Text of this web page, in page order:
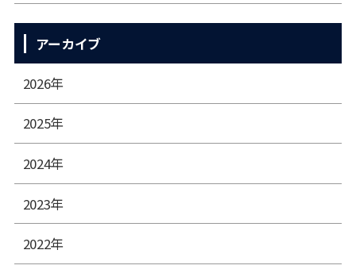
アーカイブ
2026年
2025年
2024年
2023年
2022年